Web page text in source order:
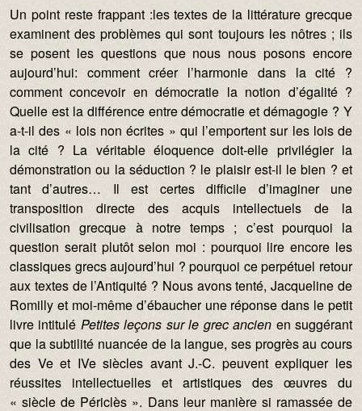
Un point reste frappant :les textes de la littérature grecque
examinent des problèmes qui sont toujours les nôtres ; ils
se posent les questions que nous nous posons encore
aujourd’hui: comment créer l’harmonie dans la cité ?
comment concevoir en démocratie la notion d’égalité ?
Quelle est la différence entre démocratie et démagogie ? Y
a-t-il des « lois non écrites » qui l’emportent sur les lois de
la cité ? La véritable éloquence doit-elle privilégier la
démonstration ou la séduction ? le plaisir est-il le bien ? et
tant d’autres… Il est certes difficile d’imaginer une
transposition directe des acquis intellectuels de la
civilisation grecque à notre temps ; c’est pourquoi la
question serait plutôt selon moi : pourquoi lire encore les
classiques grecs aujourd’hui ? pourquoi ce perpétuel retour
aux textes de l’Antiquité ? Nous avons tenté, Jacqueline de
Romilly et moi-même d’ébaucher une réponse dans le petit
livre intitulé Petites leçons sur le grec ancien en suggérant
que la subtilité nuancée de la langue, ses progrès au cours
des Ve et IVe siècles avant J.-C. peuvent expliquer les
réussites intellectuelles et artistiques des œuvres du
« siècle de Périclès ». Dans leur manière si ramassée de